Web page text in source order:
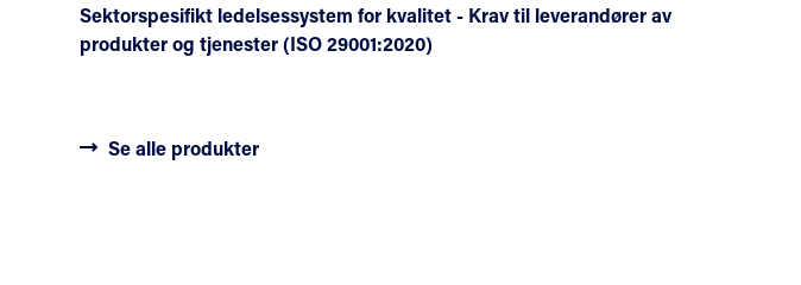
Sektorspesifikt ledelsessystem for kvalitet - Krav til leverandører av
produkter og tjenester (ISO 29001:2020)
Se alle produkter